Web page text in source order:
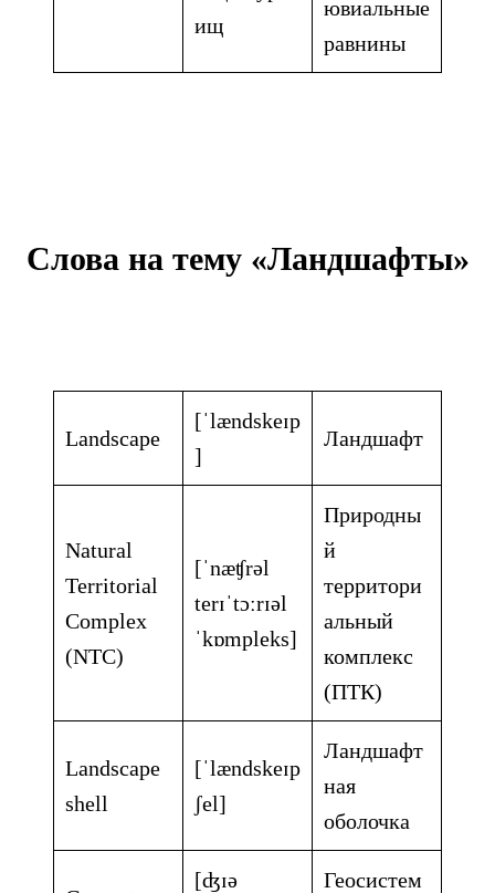
ищ
ювиальные
равнины
Слова на тему «Ландшафты»
Landscape
[ˈlændskeɪp
]
Ландшафт
Natural
Territorial
Complex
(NTC)
[ˈnæʧrəl
terɪˈtɔːrɪəl
ˈkɒmpleks]
Природны
й
территори
альный
комплекс
(ПТК)
Landscape
shell
[ˈlændskeɪp
ʃel]
Ландшафт
ная
оболочка
[ʤɪə Геосистем